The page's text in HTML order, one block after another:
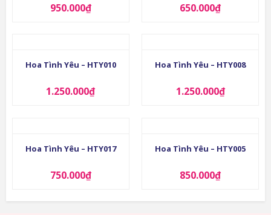
950.000₫ 650.000₫
Hoa Tình Yêu – HTY010
1.250.000₫
Hoa Tình Yêu – HTY008
1.250.000₫
Hoa Tình Yêu – HTY017
750.000₫
Hoa Tình Yêu – HTY005
850.000₫